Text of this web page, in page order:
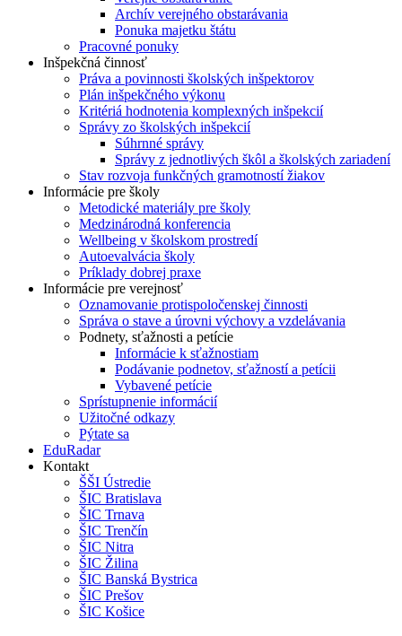
Archív verejného obstarávania
Ponuka majetku štátu
Pracovné ponuky
Inšpekčná činnosť
Práva a povinnosti školských inšpektorov
Plán inšpekčného výkonu
Kritériá hodnotenia komplexných inšpekcií
Správy zo školských inšpekcií
Súhrnné správy
Správy z jednotlivých škôl a školských zariadení
Stav rozvoja funkčných gramotností žiakov
Informácie pre školy
Metodické materiály pre školy
Medzinárodná konferencia
Wellbeing v školskom prostredí
Autoevalvácia školy
Príklady dobrej praxe
Informácie pre verejnosť
Oznamovanie protispoločenskej činnosti
Správa o stave a úrovni výchovy a vzdelávania
Podnety, sťažnosti a petície
Informácie k sťažnostiam
Podávanie podnetov, sťažností a petícii
Vybavené petície
Sprístupnenie informácií
Užitočné odkazy
Pýtate sa
EduRadar
Kontakt
ŠŠI Ústredie
ŠIC Bratislava
ŠIC Trnava
ŠIC Trenčín
ŠIC Nitra
ŠIC Žilina
ŠIC Banská Bystrica
ŠIC Prešov
ŠIC Košice